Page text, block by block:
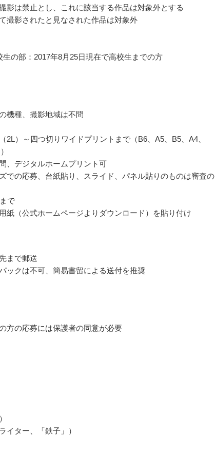
影は禁止とし、これに該当する作品は対象外とする
撮影されたと見なされた作品は対象外
生の部：2017年8月25日現在で高校生までの方
機種、撮影地域は不問
2L）～四つ切りワイドプリントまで（B6、A5、B5、A4、
、デジタルホームプリント可
での応募、台紙貼り、スライド、パネル貼りのものは審査の
で
紙（公式ホームページよりダウンロード）を貼り付け
まで郵送
ックは不可、簡易書留による送付を推奨
方の応募には保護者の同意が必要
イター、「鉄子」）